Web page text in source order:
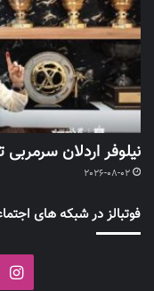
نیلوفر اردلان
2026-08-02
فوتبالز در شبکه های